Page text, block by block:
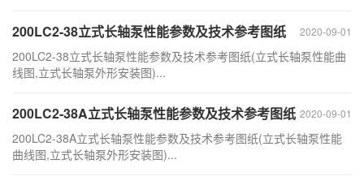
2020-09-01
200LC2-38立式长轴泵性能参数及技术参考图纸
200LC2-38立式长轴泵性能参数及技术参考图纸(立式长轴泵性能曲
线图,立式长轴泵外形安装图)...
2020-09-01
200LC2-38A立式长轴泵性能参数及技术参考图纸
200LC2-38A立式长轴泵性能参数及技术参考图纸(立式长轴泵性能
曲线图,立式长轴泵外形安装图)...